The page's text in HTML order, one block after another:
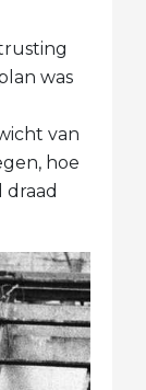
was
van
hoe